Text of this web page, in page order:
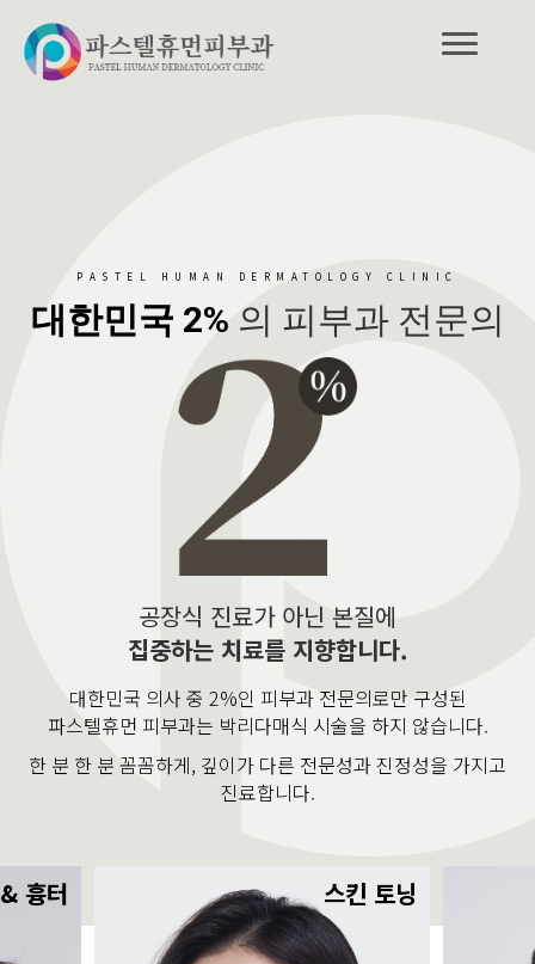
PASTEL HUMAN DERMATOLOGY CLINIC
대한민국 2% 의 피부과 전문의
공장식 진료가 아닌 본질에
집중하는 치료를 지향합니다.
대한민국 의사 중 2%인 피부과 전문의로만 구성된
파스텔휴먼 피부과는 박리다매식 시술을 하지 않습니다.
한 분 한 분 꼼꼼하게, 깊이가 다른 전문성과 진정성을 가지고
진료합니다.
흉터 스킨 토닝